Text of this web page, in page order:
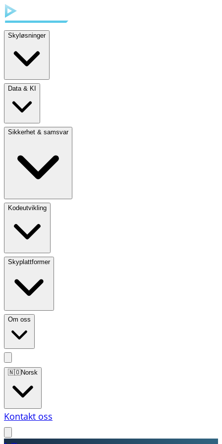
Skyløsninger
Data & KI
Sikkerhet & samsvar
Kodeutvikling
Skyplattformer
Om oss
🇳🇴Norsk
Kontakt oss